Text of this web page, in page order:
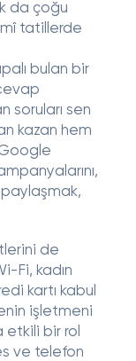
da çoğu
tatillerde
bulan bir
soruları sen
kazan hem
de
Fi, kadın
kartı kabul
işletmeni
etkili bir rol
ve telefon